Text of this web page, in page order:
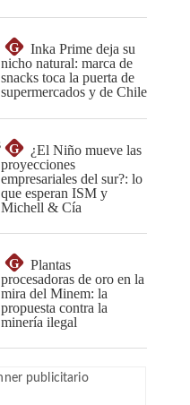
G
Inka Prime deja su
nicho natural: marca de
snacks toca la puerta de
supermercados y de Chile
G
¿El Niño mueve las
proyecciones
empresariales del sur?: lo
que esperan ISM y
Michell & Cía
G
Plantas
procesadoras de oro en la
mira del Minem: la
propuesta contra la
minería ilegal